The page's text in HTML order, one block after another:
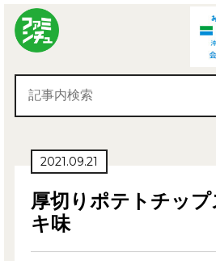
2021.09.21
厚切りポテトチッ
キ味